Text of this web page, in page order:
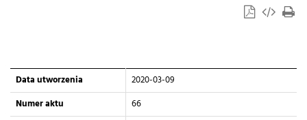
Data utworzenia
2020-03-09
Numer aktu
66